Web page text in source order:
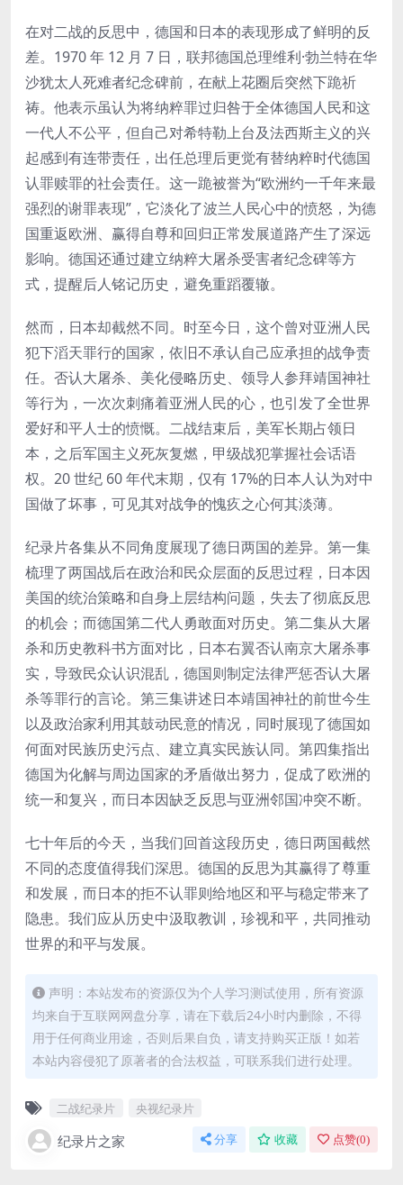
在对二战的反思中，德国和日本的表现形成了鲜明的反
差。1970 年 12 月 7 日，联邦德国总理维利·勃兰特在华
沙犹太人死难者纪念碑前，在献上花圈后突然下跪祈
祷。他表示虽认为将纳粹罪过归咎于全体德国人民和这
一代人不公平，但自己对希特勒上台及法西斯主义的兴
起感到有连带责任，出任总理后更觉有替纳粹时代德国
认罪赎罪的社会责任。这一跪被誉为“欧洲约一千年来最
强烈的谢罪表现”，它淡化了波兰人民心中的愤怒，为德
国重返欧洲、赢得自尊和回归正常发展道路产生了深远
影响。德国还通过建立纳粹大屠杀受害者纪念碑等方
式，提醒后人铭记历史，避免重蹈覆辙。
然而，日本却截然不同。时至今日，这个曾对亚洲人民
犯下滔天罪行的国家，依旧不承认自己应承担的战争责
任。否认大屠杀、美化侵略历史、领导人参拜靖国神社
等行为，一次次刺痛着亚洲人民的心，也引发了全世界
爱好和平人士的愤慨。二战结束后，美军长期占领日
本，之后军国主义死灰复燃，甲级战犯掌握社会话语
权。20 世纪 60 年代末期，仅有 17%的日本人认为对中
国做了坏事，可见其对战争的愧疚之心何其淡薄。
纪录片各集从不同角度展现了德日两国的差异。第一集
梳理了两国战后在政治和民众层面的反思过程，日本因
美国的统治策略和自身上层结构问题，失去了彻底反思
的机会；而德国第二代人勇敢面对历史。第二集从大屠
杀和历史教科书方面对比，日本右翼否认南京大屠杀事
实，导致民众认识混乱，德国则制定法律严惩否认大屠
杀等罪行的言论。第三集讲述日本靖国神社的前世今生
以及政治家利用其鼓动民意的情况，同时展现了德国如
何面对民族历史污点、建立真实民族认同。第四集指出
德国为化解与周边国家的矛盾做出努力，促成了欧洲的
统一和复兴，而日本因缺乏反思与亚洲邻国冲突不断。
七十年后的今天，当我们回首这段历史，德日两国截然
不同的态度值得我们深思。德国的反思为其赢得了尊重
和发展，而日本的拒不认罪则给地区和平与稳定带来了
隐患。我们应从历史中汲取教训，珍视和平，共同推动
世界的和平与发展。
声明：本站发布的资源仅为个人学习测试使用，所有资源
均来自于互联网网盘分享，请在下载后24小时内删除，不得
用于任何商业用途，否则后果自负，请支持购买正版！如若
本站内容侵犯了原著者的合法权益，可联系我们进行处理。
二战纪录片 央视纪录片
纪录片之家 分享 收藏 点赞(0)